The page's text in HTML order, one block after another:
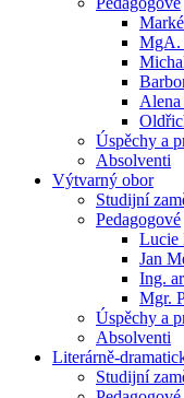
MgA.
Úspěchy a
Absolventi
Výtvarný obor
Studijní
Pedagogové
Lucie
Jan
Ing.
Mgr.
Úspěchy a
Absolventi
Literárně-
Studijní